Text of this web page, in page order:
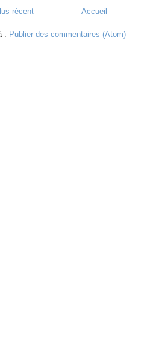
récent Accueil
: Publier des commentaires (Atom)